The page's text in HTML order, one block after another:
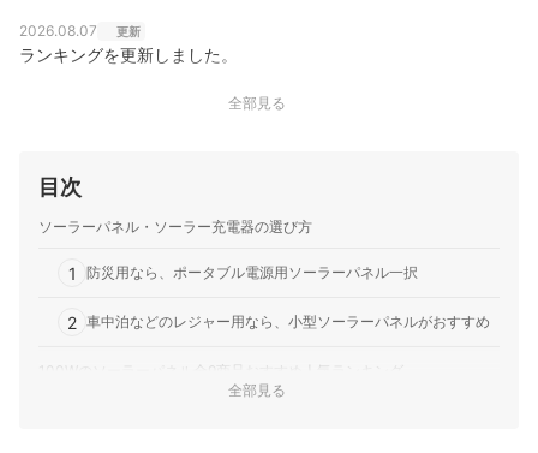
2026.08.07 更新
ランキングを更新しました。
全部見る
目次
ソーラーパネル・ソーラー充電器の選び方
1 防災用なら、ポータブル電源用ソーラーパネル一択
2 車中泊などのレジャー用なら、小型ソーラーパネルがおすすめ
100Wのソーラーパネル全9商品おすすめ人気ランキング
全部見る